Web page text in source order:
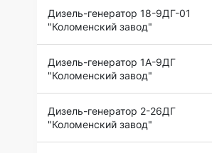
Дизель-генератор 18-9ДГ-01
"Коломенский завод"
Дизель-генератор 1А-9ДГ
"Коломенский завод"
Дизель-генератор 2-26ДГ
"Коломенский завод"